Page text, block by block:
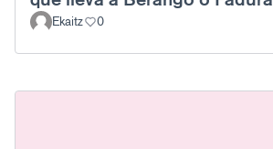
Ekaitz 0